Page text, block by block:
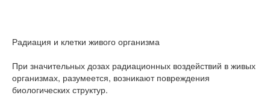
Радиация и клетки живого организма
При значительных дозах радиационных воздействий в живых
организмах, разумеется, возникают повреждения
биологических структур.